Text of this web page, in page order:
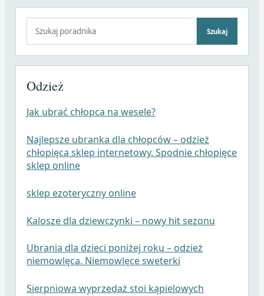
Szukaj
Odzież
Jak ubrać chłopca na wesele?
Najlepsze ubranka dla chłopców – odzież
chłopięca sklep internetowy. Spodnie chłopięce
sklep online
sklep ezoteryczny online
Kalosze dla dziewczynki – nowy hit sezonu
Ubrania dla dzieci poniżej roku – odzież
niemowlęca. Niemowlęce sweterki
Sierpniowa wyprzedaż stoi kąpielowych